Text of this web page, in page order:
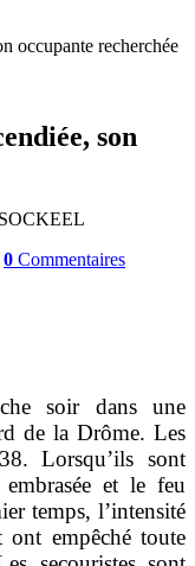
occupante recherchée
son
0 Commentaires
soir dans une
de la Drôme. Les
Lorsqu’ils sont
et le feu
temps, l’intensité
empêché toute